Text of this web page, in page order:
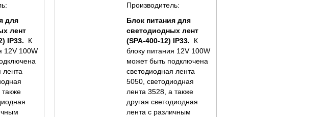
для
лент
IP33. К
12V 100W
лента
Производитель:
Блок питания для
светодиодных лент
(SPA-400-12) IP33. К
блоку питания 12V 100W
может быть подключена
светодиодная лента
5050, светодиодная
лента 3528, а также
другая светодиодная
лента с различным